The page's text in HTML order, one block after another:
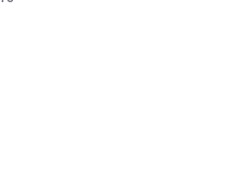
государства. Как